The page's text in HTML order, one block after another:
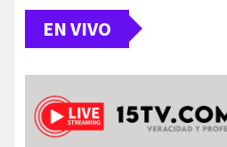
EN VIVO